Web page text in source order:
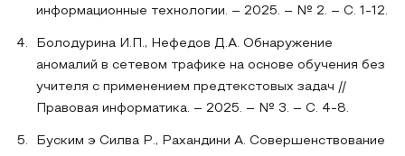
информационные технологии. – 2025. – № 2. – С. 1-12.
Болодурина И.П., Нефедов Д.А. Обнаружение
аномалий в сетевом трафике на основе обучения без
учителя с применением предтекстовых задач //
Правовая информатика. – 2025. – № 3. – С. 4-8.
Буским э Силва Р., Рахандини А. Совершенствование